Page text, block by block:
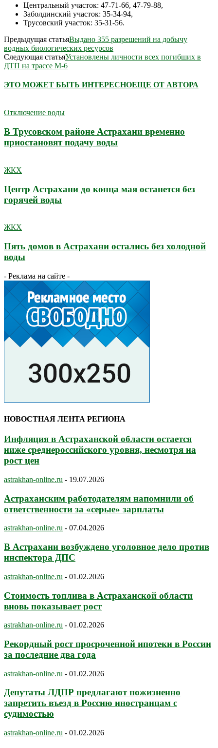
Центральный участок: 47-71-66, 47-79-88,
Заболдинский участок: 35-34-94,
Трусовский участок: 35-31-56.
Предыдущая статьяВыдано 355 разрешений на добычу
водных биологических ресурсов
Следующая статьяУстановлены личности всех погибших в
ДТП на трассе М-6
ЭТО МОЖЕТ БЫТЬ ИНТЕРЕСНОЕЩЕ ОТ АВТОРА
Отключение воды
В Трусовском районе Астрахани временно
приостановят подачу воды
ЖКХ
Центр Астрахани до конца мая останется без
горячей воды
ЖКХ
Пять домов в Астрахани остались без холодной
воды
- Реклама на сайте -
НОВОСТНАЯ ЛЕНТА РЕГИОНА
Инфляция в Астраханской области остается
ниже среднероссийского уровня, несмотря на
рост цен
astrakhan-online.ru - 19.07.2026
Астраханским работодателям напомнили об
ответственности за «серые» зарплаты
astrakhan-online.ru - 07.04.2026
В Астрахани возбуждено уголовное дело против
инспектора ДПС
astrakhan-online.ru - 01.02.2026
Стоимость топлива в Астраханской области
вновь показывает рост
astrakhan-online.ru - 01.02.2026
Рекордный рост просроченной ипотеки в России
за последние два года
astrakhan-online.ru - 01.02.2026
Депутаты ЛДПР предлагают пожизненно
запретить въезд в Россию иностранцам с
судимостью
astrakhan-online.ru - 01.02.2026